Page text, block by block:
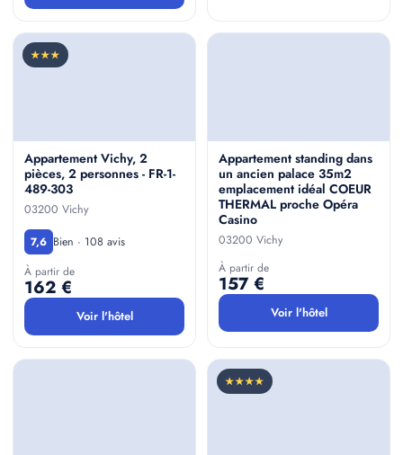
★★★
Appartement Vichy, 2
pièces, 2 personnes - FR-1-
489-303
03200 Vichy
7,6 Bien · 108 avis
À partir de
162 €
Voir l'hôtel
Appartement standing dans
un ancien palace 35m2
emplacement idéal COEUR
THERMAL proche Opéra
Casino
03200 Vichy
À partir de
157 €
Voir l'hôtel
★★★★